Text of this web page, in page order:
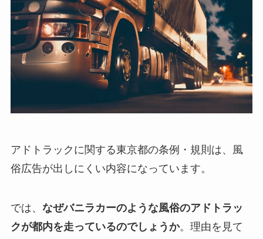
アドトラックに関する東京都の条例・規則は、風
俗広告が出しにくい内容になっています。
では、 なぜバニラカーのような風俗のアドトラッ
クが都内を走っているのでしょうか。理由を見て